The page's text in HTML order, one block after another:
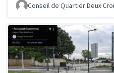
Conseil de Quartier Deux